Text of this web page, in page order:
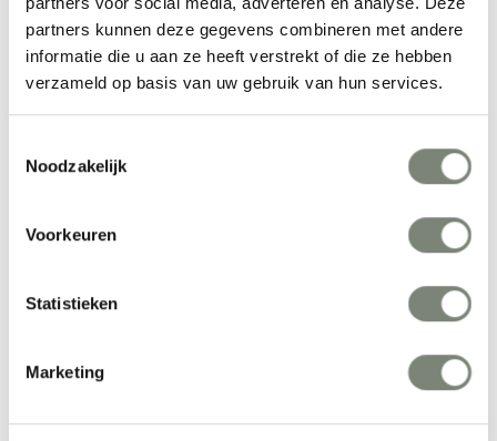
partners kunnen deze gegevens combineren met andere
informatie die u aan ze heeft verstrekt of die ze hebben
verzameld op basis van uw gebruik van hun services.
Noodzakelijk
Voorkeuren
Statistieken
Marketing
Muuto Reflect
Muuto Linear Wood